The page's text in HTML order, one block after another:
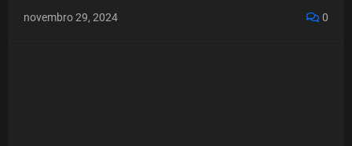
novembro 29, 2024 0